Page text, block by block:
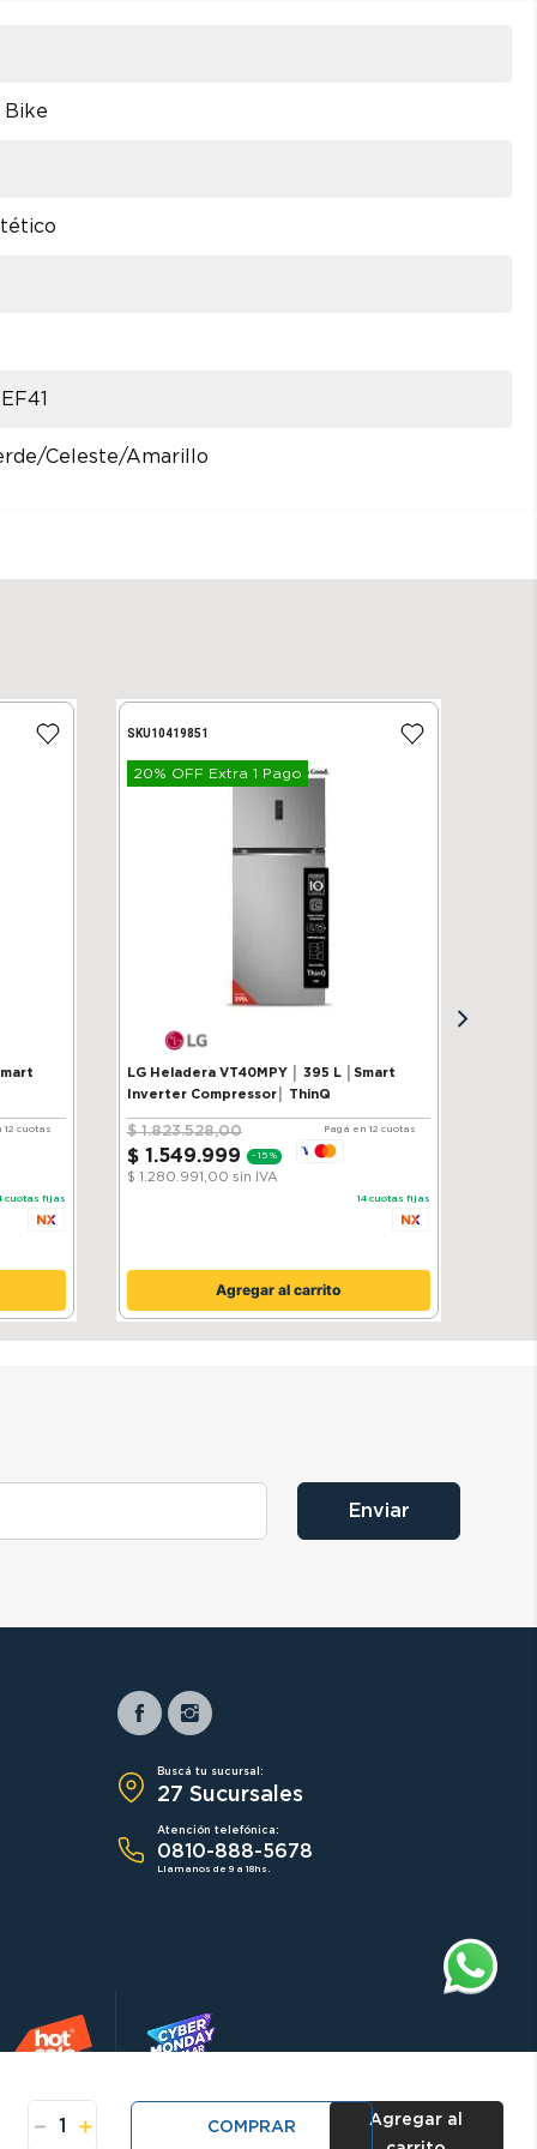
＋
－
Agregar al
COMPRAR
Bike
Celeste/Amarillo
12 cuotas
cuotas fijas
SKU10419851
20% OFF Extra 1 Pago
LG Heladera VT40MPY │ 395 L │Smart
Inverter Compressor│ ThinQ
$ 1.823.528,00
$ 1 .549.999 - 15 %
$ 1.280.991,00 sin IVA
Pagá en 12 cuotas
14 cuotas fijas
Agregar al carrito
Enviar
Buscá tu sucursal:
27 Sucursales
Atención telefónica:
0810-888-5678
Llamanos de 9 a 18hs.